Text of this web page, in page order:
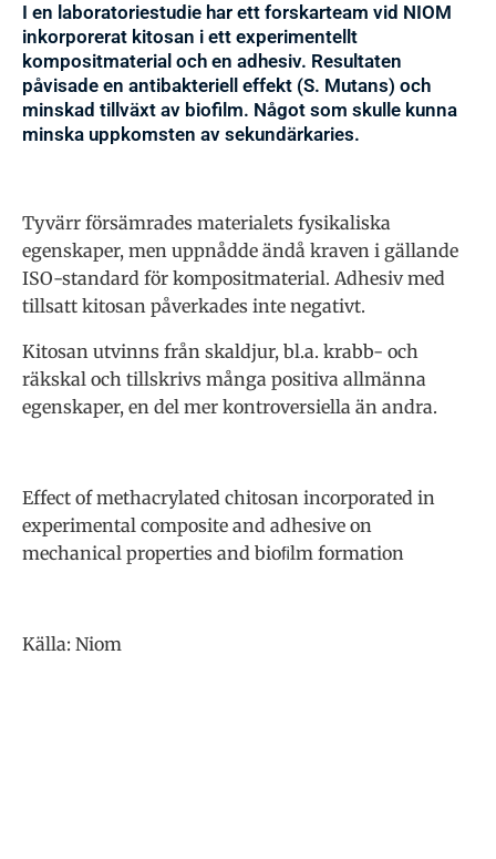
I en laboratoriestudie har ett forskarteam vid NIOM
inkorporerat kitosan i ett experimentellt
kompositmaterial och en adhesiv. Resultaten
påvisade en antibakteriell effekt (S. Mutans) och
minskad tillväxt av biofilm. Något som skulle kunna
minska uppkomsten av sekundärkaries.
Tyvärr försämrades materialets fysikaliska
egenskaper, men uppnådde ändå kraven i gällande
ISO-standard för kompositmaterial. Adhesiv med
tillsatt kitosan påverkades inte negativt.
Kitosan utvinns från skaldjur, bl.a. krabb- och
räkskal och tillskrivs många positiva allmänna
egenskaper, en del mer kontroversiella än andra.
Effect of methacrylated chitosan incorporated in
experimental composite and adhesive on
mechanical properties and bioﬁlm formation
Källa: Niom